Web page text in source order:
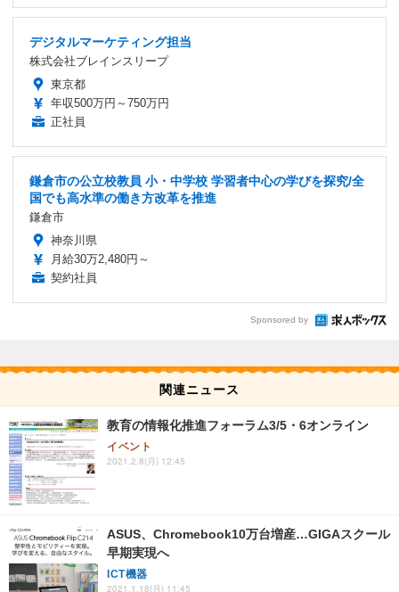
デジタルマーケティング担当
株式会社ブレインスリープ
東京都
年収500万円～750万円
正社員
鎌倉市の公立校教員 小・中学校 学習者中心の学びを探究/全
国でも高水準の働き方改革を推進
鎌倉市
神奈川県
月給30万2,480円～
契約社員
Sponsored by
関連ニュース
教育の情報化推進フォーラム3/5・6オンライン
イベント
2021.2.8(月) 12:45
ASUS、Chromebook10万台増産…GIGAスクール
早期実現へ
ICT機器
2021.1.18(月) 11:45